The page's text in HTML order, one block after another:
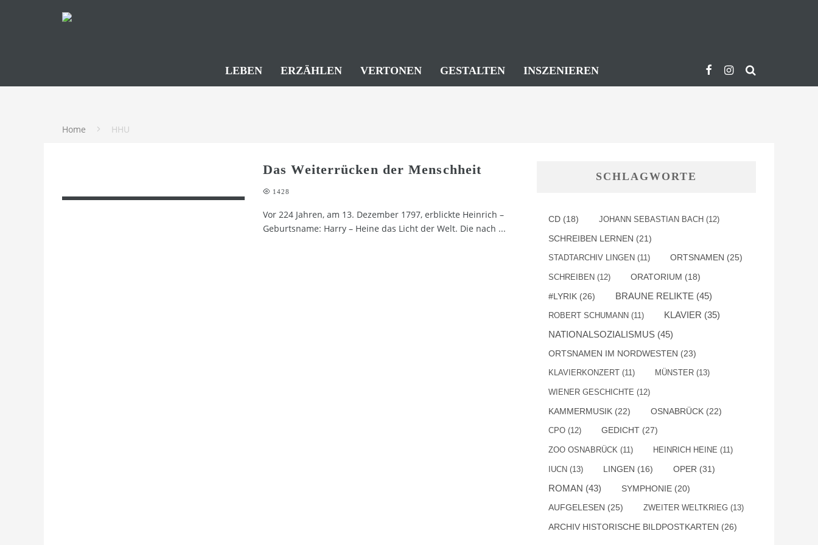
LEBEN ERZÄHLEN VERTONEN GESTALTEN INSZENIEREN
Home HHU
Das Weiterrücken der Menschheit
1428
Vor 224 Jahren, am 13. Dezember 1797, erblickte Heinrich –
Geburtsname: Harry – Heine das Licht der Welt. Die nach ...
SCHLAGWORTE
CD (18) JOHANN SEBASTIAN BACH (12)
SCHREIBEN LERNEN (21)
STADTARCHIV LINGEN (11) ORTSNAMEN (25)
SCHREIBEN (12) ORATORIUM (18)
#LYRIK (26) BRAUNE RELIKTE (45)
ROBERT SCHUMANN (11) KLAVIER (35)
NATIONALSOZIALISMUS (45)
ORTSNAMEN IM NORDWESTEN (23)
KLAVIERKONZERT (11) MÜNSTER (13)
WIENER GESCHICHTE (12)
KAMMERMUSIK (22) OSNABRÜCK (22)
CPO (12) GEDICHT (27)
ZOO OSNABRÜCK (11) HEINRICH HEINE (11)
IUCN (13) LINGEN (16) OPER (31)
ROMAN (43) SYMPHONIE (20)
AUFGELESEN (25) ZWEITER WELTKRIEG (13)
ARCHIV HISTORISCHE BILDPOSTKARTEN (26)